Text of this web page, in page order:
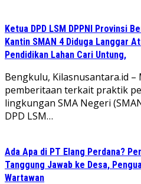
Ketua DPD LSM DPPNI Provinsi
Kantin SMAN 4 Diduga Langgar
Pendidikan Lahan Cari Untung,
Bengkulu, Kilasnusantara.id
pemberitaan terkait praktik
lingkungan SMA Negeri
DPD LSM…
Ada Apa di PT Elang Perdana?
Tanggung Jawab ke Desa,
Wartawan